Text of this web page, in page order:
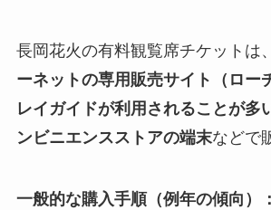
長岡花火の有料観覧席チケットは
ーネットの専用販売サイト（ロー
レイガイドが利用されることが多
ンビニエンスストアの端末などで
一般的な購入手順（例年の傾向）：